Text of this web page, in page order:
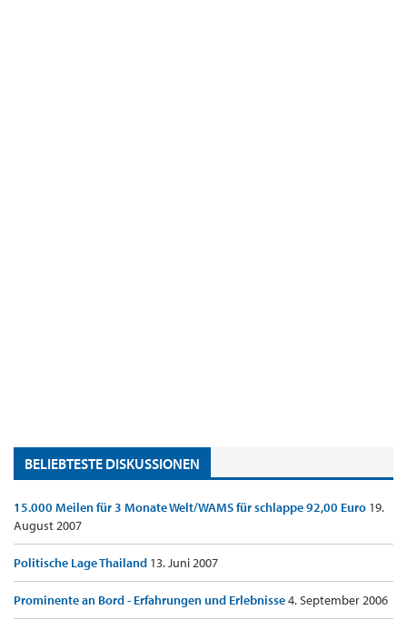
BELIEBTESTE DISKUSSIONEN
15.000 Meilen für 3 Monate Welt/WAMS für schlappe 92,00 Euro 19.
August 2007
Politische Lage Thailand 13. Juni 2007
Prominente an Bord - Erfahrungen und Erlebnisse4. September 2006